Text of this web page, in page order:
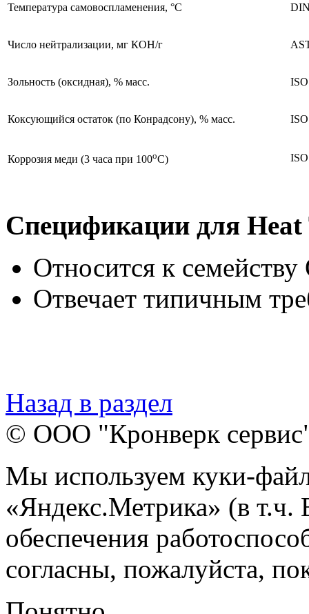
Температура самовоспламенения, °C
Число нейтрализации, мг КОН/г
Зольность (оксидная), % масс.
Коксующийся остаток (по Конрадсону), % масс.
Коррозия меди (3 часа при 100оС)
Спецификации для
Относится к
Отвечает типичным
Назад в раздел
© ООО "Кронверк
Мы используем куки-
«Яндекс.Метрика» (в т.ч.
обеспечения
согласны, пожалуйста,